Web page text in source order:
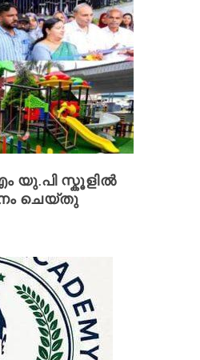
യു.പി സ്കൂ‌ളിൽ
ചെയ്തു